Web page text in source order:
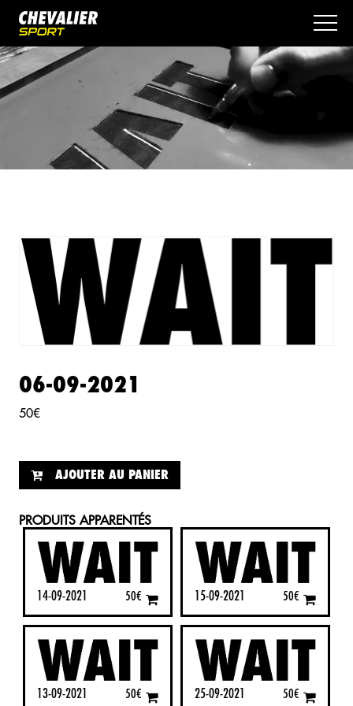
06-09-2021
50€
AJOUTER AU PANIER
PRODUITS APPARENTÉS
14-09-2021 50€ 15-09-2021 50€
13-09-2021 50€ 25-09-2021 50€